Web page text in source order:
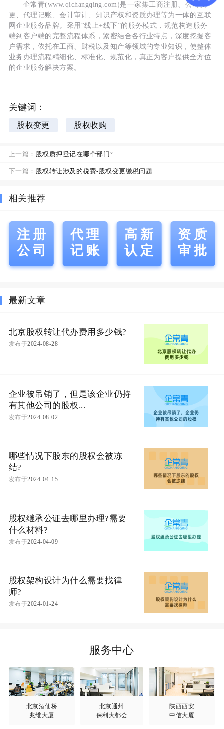
企常青(www.qichangqing.com)是一家集工商注册、公司变
更、代理记账、会计审计、知识产权和资质办理等为一体的互联
网企业服务品牌。采用“线上+线下”的服务模式，规范构造服务
端到客户端的完整流程体系，紧密结合各行业特点，深度挖掘客
户需求，依托在工商、财税以及知产等领域的专业知识，使整体
业务办理流程精细化、标准化、规范化，真正为客户提供全方位
的企业服务解决方案。
关键词：
股权变更 股权收购
上一篇： 股权质押登记在哪个部门?
下一篇： 股权转让涉及的税费-股权变更缴税问题
相关推荐
注册
公司
代理
记账
高新
认定
资质
审批
最新文章
北京股权转让代办费用多少钱?
发布于2024-08-28
企业被吊销了，但是该企业仍持
有其他公司的股权...
发布于2024-08-02
哪些情况下股东的股权会被冻
结?
发布于2024-04-15
股权继承公证去哪里办理?需要
什么材料?
发布于2024-04-09
股权架构设计为什么需要找律
师?
发布于2024-01-24
服务中心
北京酒仙桥
兆维大厦
北京通州
保利大都会
陕西西安
中信大厦